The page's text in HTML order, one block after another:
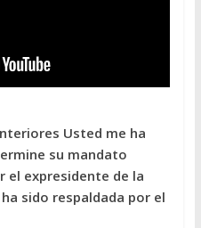
Usted me ha
su mandato
el expresidente de la
ha sido respaldada por el